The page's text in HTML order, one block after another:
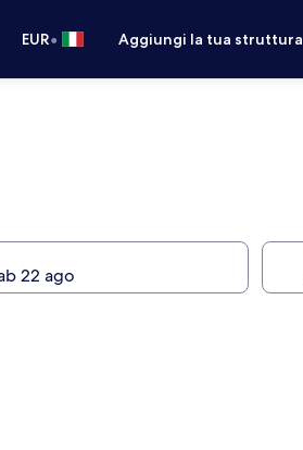
EUR• Aggiungi la tua struttura